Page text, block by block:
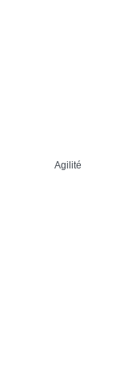
Agilité